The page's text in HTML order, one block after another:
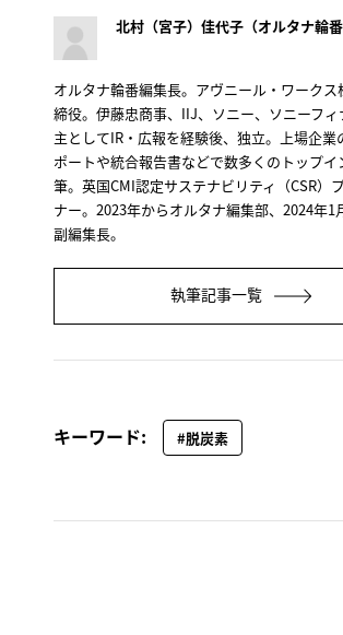
オルタナ輪番編集長。アヴニール・ワークス
締役。伊藤忠商事、IIJ、ソニー、ソニーフィ
主としてIR・広報を経験後、独立。上場企業
ポートや統合報告書などで数多くのトップイ
筆。英国CMI認定サステナビリティ（CSR）
ナー。2023年からオルタナ編集部、2024年1
副編集長。
執筆記事一覧
キーワード: #脱炭素